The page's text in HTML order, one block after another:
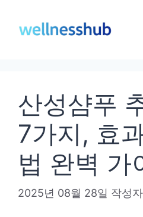
산성샴푸
7가지, 효
법 완벽 가
2025년 08월 28일 작성